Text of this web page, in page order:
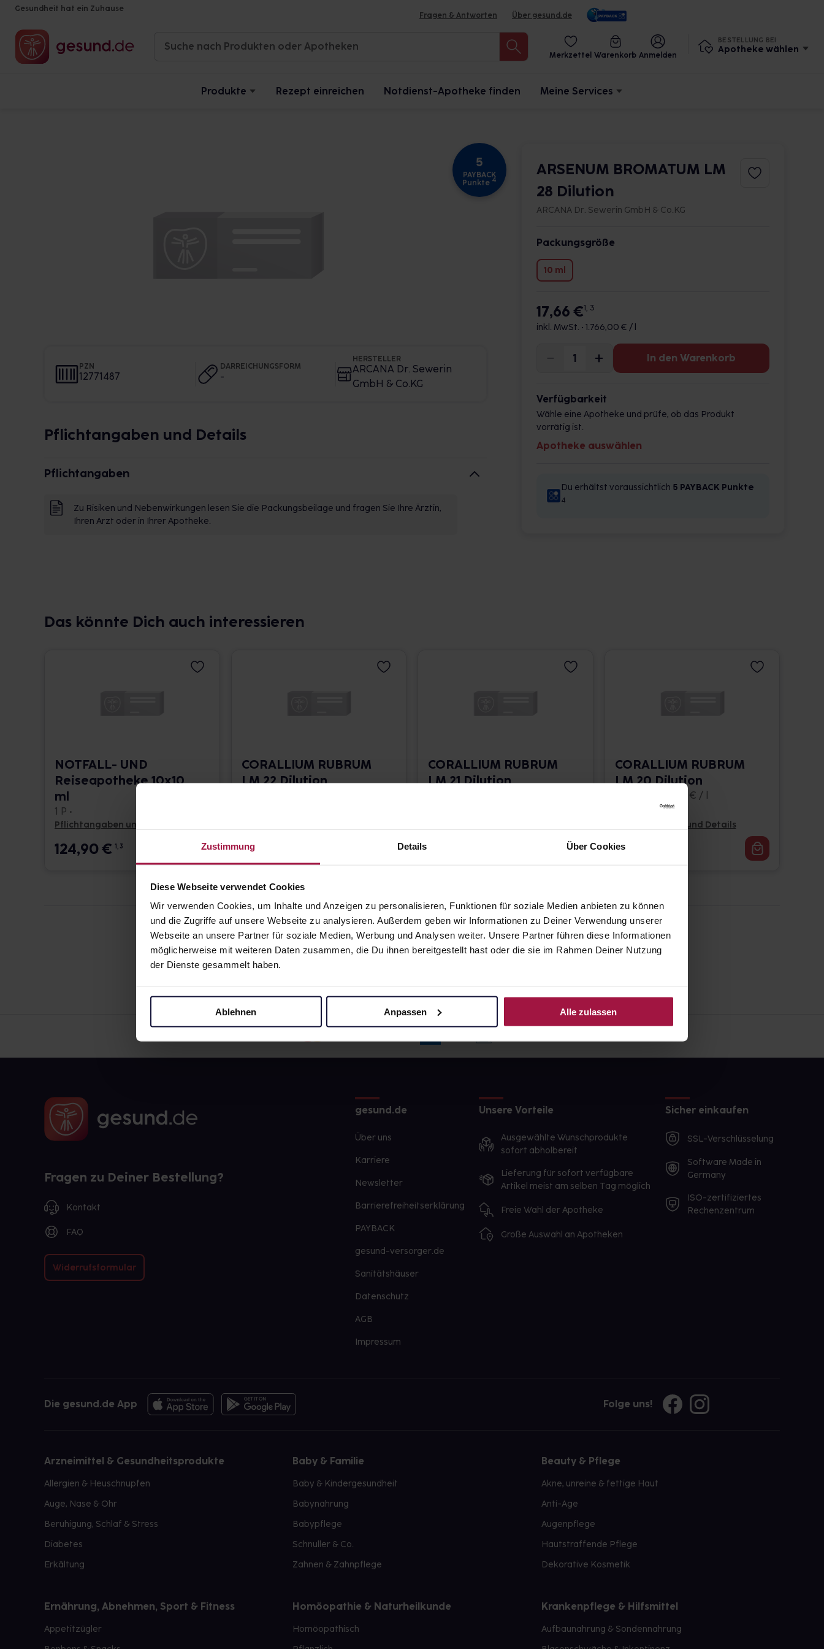
Zustimmung Details Über Cookies
Diese Webseite verwendet Cookies
Wir verwenden Cookies, um Inhalte und Anzeigen zu personalisieren, Funktionen für soziale Medien anbieten zu können
und die Zugriffe auf unsere Webseite zu analysieren. Außerdem geben wir Informationen zu Deiner Verwendung unserer
Webseite an unsere Partner für soziale Medien, Werbung und Analysen weiter. Unsere Partner führen diese Informationen
möglicherweise mit weiteren Daten zusammen, die Du ihnen bereitgestellt hast oder die sie im Rahmen Deiner Nutzung
der Dienste gesammelt haben.
Ablehnen Anpassen Alle zulassen
Gesundheit hat ein Zuhause
Fragen & Antworten Über gesund.de
Merkzettel Warenkorb Anmelden
BESTELLUNG BEI
Apotheke wählen
Produkte Rezept einreichen Notdienst-Apotheke finden Meine Services
5
PAYBACK
Punkte 4
PZN
12771487
DARREICHUNGSFORM
-
HERSTELLER
ARCANA Dr. Sewerin
GmbH & Co.KG
Pflichtangaben und Details
Pflichtangaben
Zu Risiken und Nebenwirkungen lesen Sie die Packungsbeilage und fragen Sie Ihre Ärztin,
Ihren Arzt oder in Ihrer Apotheke.
ARSENUM BROMATUM LM
28 Dilution
ARCANA Dr. Sewerin GmbH & Co.KG
Packungsgröße
10 ml
17,66 €1, 3
inkl. MwSt. • 1.766,00 € / l
In den Warenkorb
Verfügbarkeit
Wähle eine Apotheke und prüfe, ob das Produkt
vorrätig ist.
Apotheke auswählen
Du erhältst voraussichtlich 5 PAYBACK Punkte
4
Das könnte Dich auch interessieren
NOTFALL- UND
Reiseapotheke 10x10
ml
1 P •
Pflichtangaben und Details
124,90€ 1, 3
CORALLIUM RUBRUM
LM 22 Dilution
17,66
CORALLIUM RUBRUM
LM 21 Dilution
CORALLIUM RUBRUM
LM 20 Dilution
10 ml • 1.662,00 € / l
Pflichtangaben und Details
16,62
Fragen zu Deiner Bestellung?
Kontakt
FAQ
Widerrufsformular
gesund.de
Über uns
Karriere
Newsletter
Barrierefreiheitserklärung
PAYBACK
gesund-versorger.de
Sanitätshäuser
Datenschutz
AGB
Impressum
Unsere Vorteile
Ausgewählte Wunschprodukte
sofort abholbereit
Lieferung für sofort verfügbare
Artikel meist am selben Tag möglich
Freie Wahl der Apotheke
Große Auswahl an Apotheken
Sicher einkaufen
SSL-Verschlüsselung
Software Made in
Germany
ISO-zertifiziertes
Rechenzentrum
Die gesund.de App Folge uns!
Arzneimittel & Gesundheitsprodukte
Allergien & Heuschnupfen
Auge, Nase & Ohr
Beruhigung, Schlaf & Stress
Diabetes
Erkältung
Baby & Familie
Baby & Kindergesundheit
Babynahrung
Babypflege
Schnuller & Co.
Zahnen & Zahnpflege
Beauty & Pflege
Akne, unreine & fettige Haut
Anti-Age
Augenpflege
Hautstraffende Pflege
Dekorative Kosmetik
Ernährung, Abnehmen, Sport & Fitness
Appetitzügler
Homöopathie & Naturheilkunde
Homöopathisch
Krankenpflege & Hilfsmittel
Aufbaunahrung & Sondennahrung